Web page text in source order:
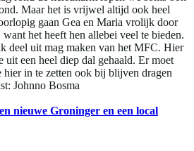
Maar het is vrijwel altijd ook heel
gaan Gea en Maria vrolijk door
het heeft hen allebei veel te bieden.
deel uit mag maken van het MFC. Hier
uit een heel diep dal gehaald. Er moet
hier in te zetten ook bij blijven dragen
Johnno Bosma
nieuwe Groninger en een local